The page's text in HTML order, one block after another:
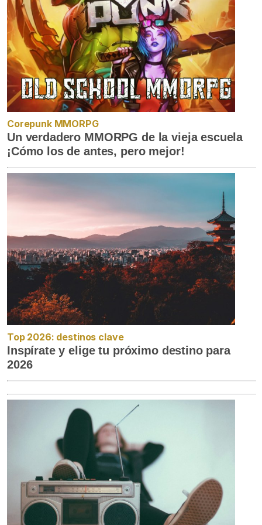
Corepunk MMORPG
Un verdadero MMORPG de la vieja escuela
¡Cómo los de antes, pero mejor!
Top 2026: destinos clave
Inspírate y elige tu próximo destino para
2026